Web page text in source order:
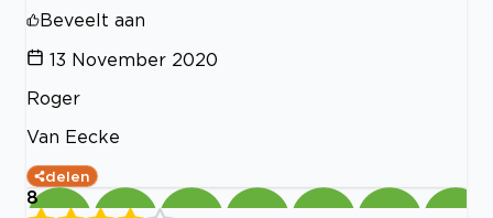
Beveelt aan
13 November 2020
Roger
Van Eecke
delen
8